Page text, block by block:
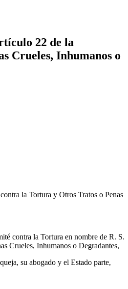
22 de la
Crueles, Inhumanos o
la Tortura y Otros Tratos o Penas
contra la Tortura en nombre de R. S.
Crueles, Inhumanos o Degradantes,
su abogado y el Estado parte,